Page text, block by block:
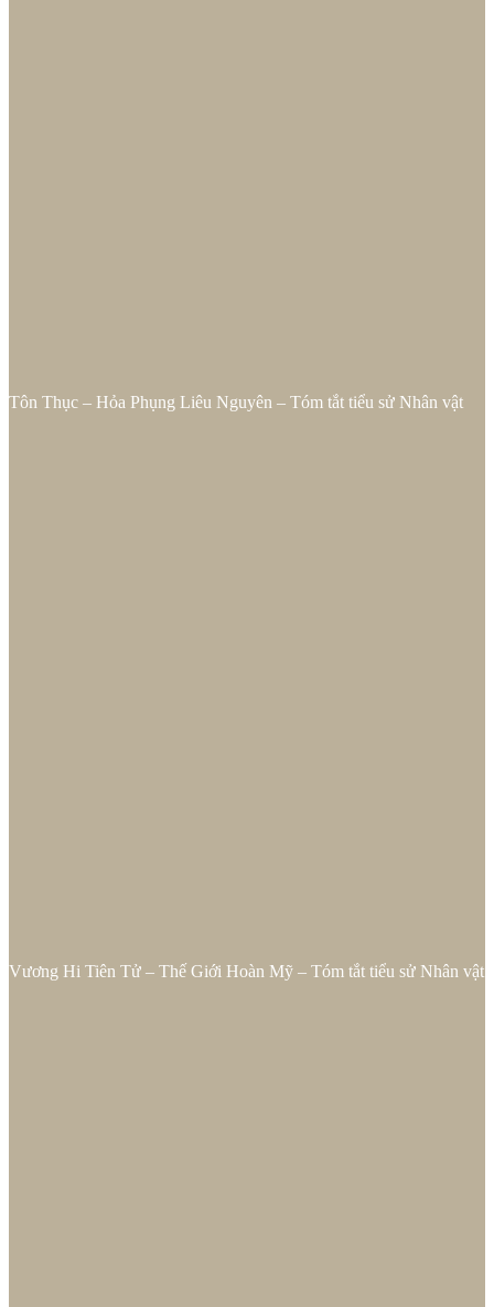
Tôn Thục – Hỏa Phụng Liêu Nguyên – Tóm tắt tiểu sử Nhân vật
Vương Hi Tiên Tử – Thế Giới Hoàn Mỹ – Tóm tắt tiểu sử Nhân vật